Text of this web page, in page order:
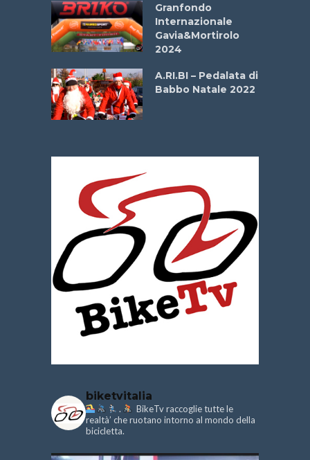
Granfondo
Internazionale
Gavia&Mortirolo
2024
A.RI.BI – Pedalata di
Babbo Natale 2022
biketvitalia
.
BikeTv raccoglie tutte le
realtà’ che ruotano intorno al mondo della
bicicletta.